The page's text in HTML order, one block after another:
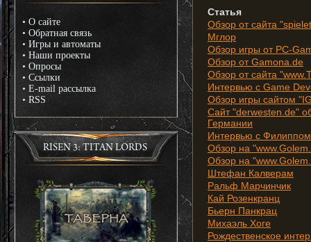
• О сайте
• Обратная связь
• Игры и автоматы
• Наши проекты
• Опросы
• Ссылки
• E-mail рассылка
• RSS
RISEN 3: TITAN LORDS
Статья
Обзор от сайта
Мглор
Обзор игры от PC-
Обзор от Gamona.de
Обзор от сайта
Интервью с Game
Обзор игры сайтом
Сайт "derwesten.de"
Германии
Интервью с
Обзор на
Обзор на
Штефан Калверам
Ральф Марчинчик
Кай Розенкранц
Бьерн Панкрац
Михаэль Хоге
Рождественское